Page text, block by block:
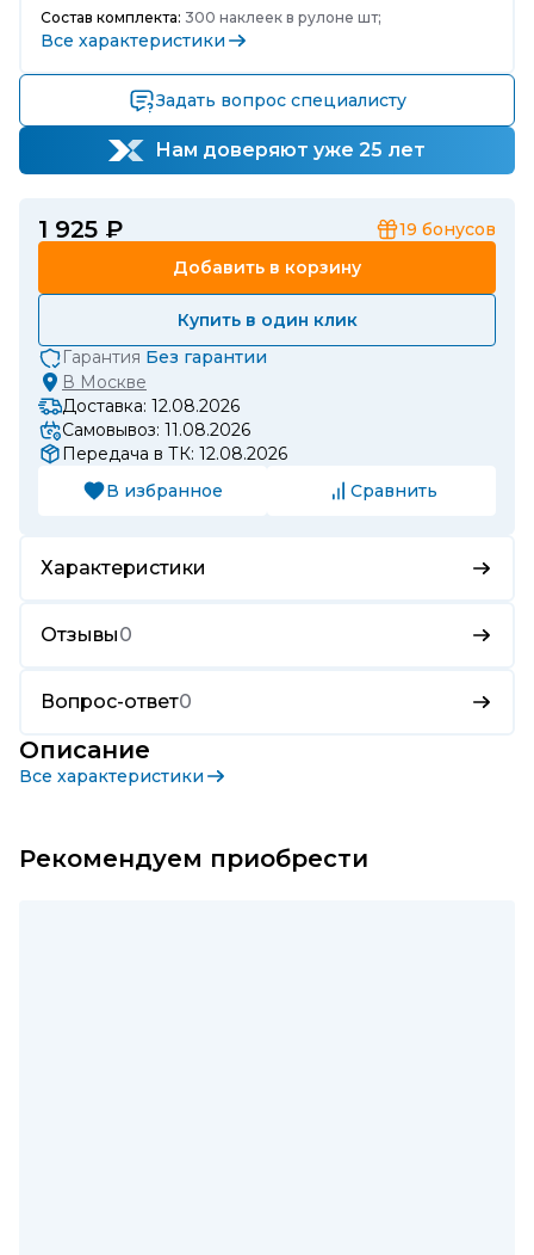
Состав комплекта: 300 наклеек в рулоне шт;
Все характеристики
Задать вопрос специалисту
Нам доверяют уже 25 лет
1 925 ₽ 19 бонусов
Добавить в корзину
Купить в один клик
Гарантия Без гарантии
В Москве
Доставка: 12.08.2026
Самовывоз: 11.08.2026
Передача в ТК: 12.08.2026
В избранное
Сравнить
Характеристики
Отзывы0
Вопрос-ответ0
Описание
Все характеристики
Рекомендуем приобрести